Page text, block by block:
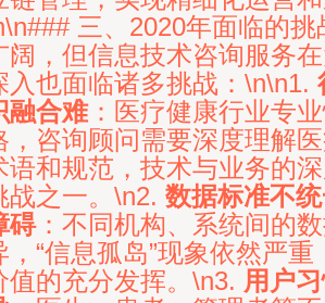
三、2020年面临的
阔，但信息技术咨询服务
入也面临诸多挑战：\n\n1.
融合难：医疗健康行业专
，咨询顾问需要深度理解医
语和规范，技术与业务的
战之一。\n2. 数据标准不
碍：不同机构、系统间的
，“信息孤岛”现象依然严
值的充分发挥。\n3. 用户